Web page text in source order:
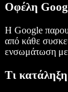
Οφέλη
Η Google
από κάθε
ενσωμάτωση με
Τι